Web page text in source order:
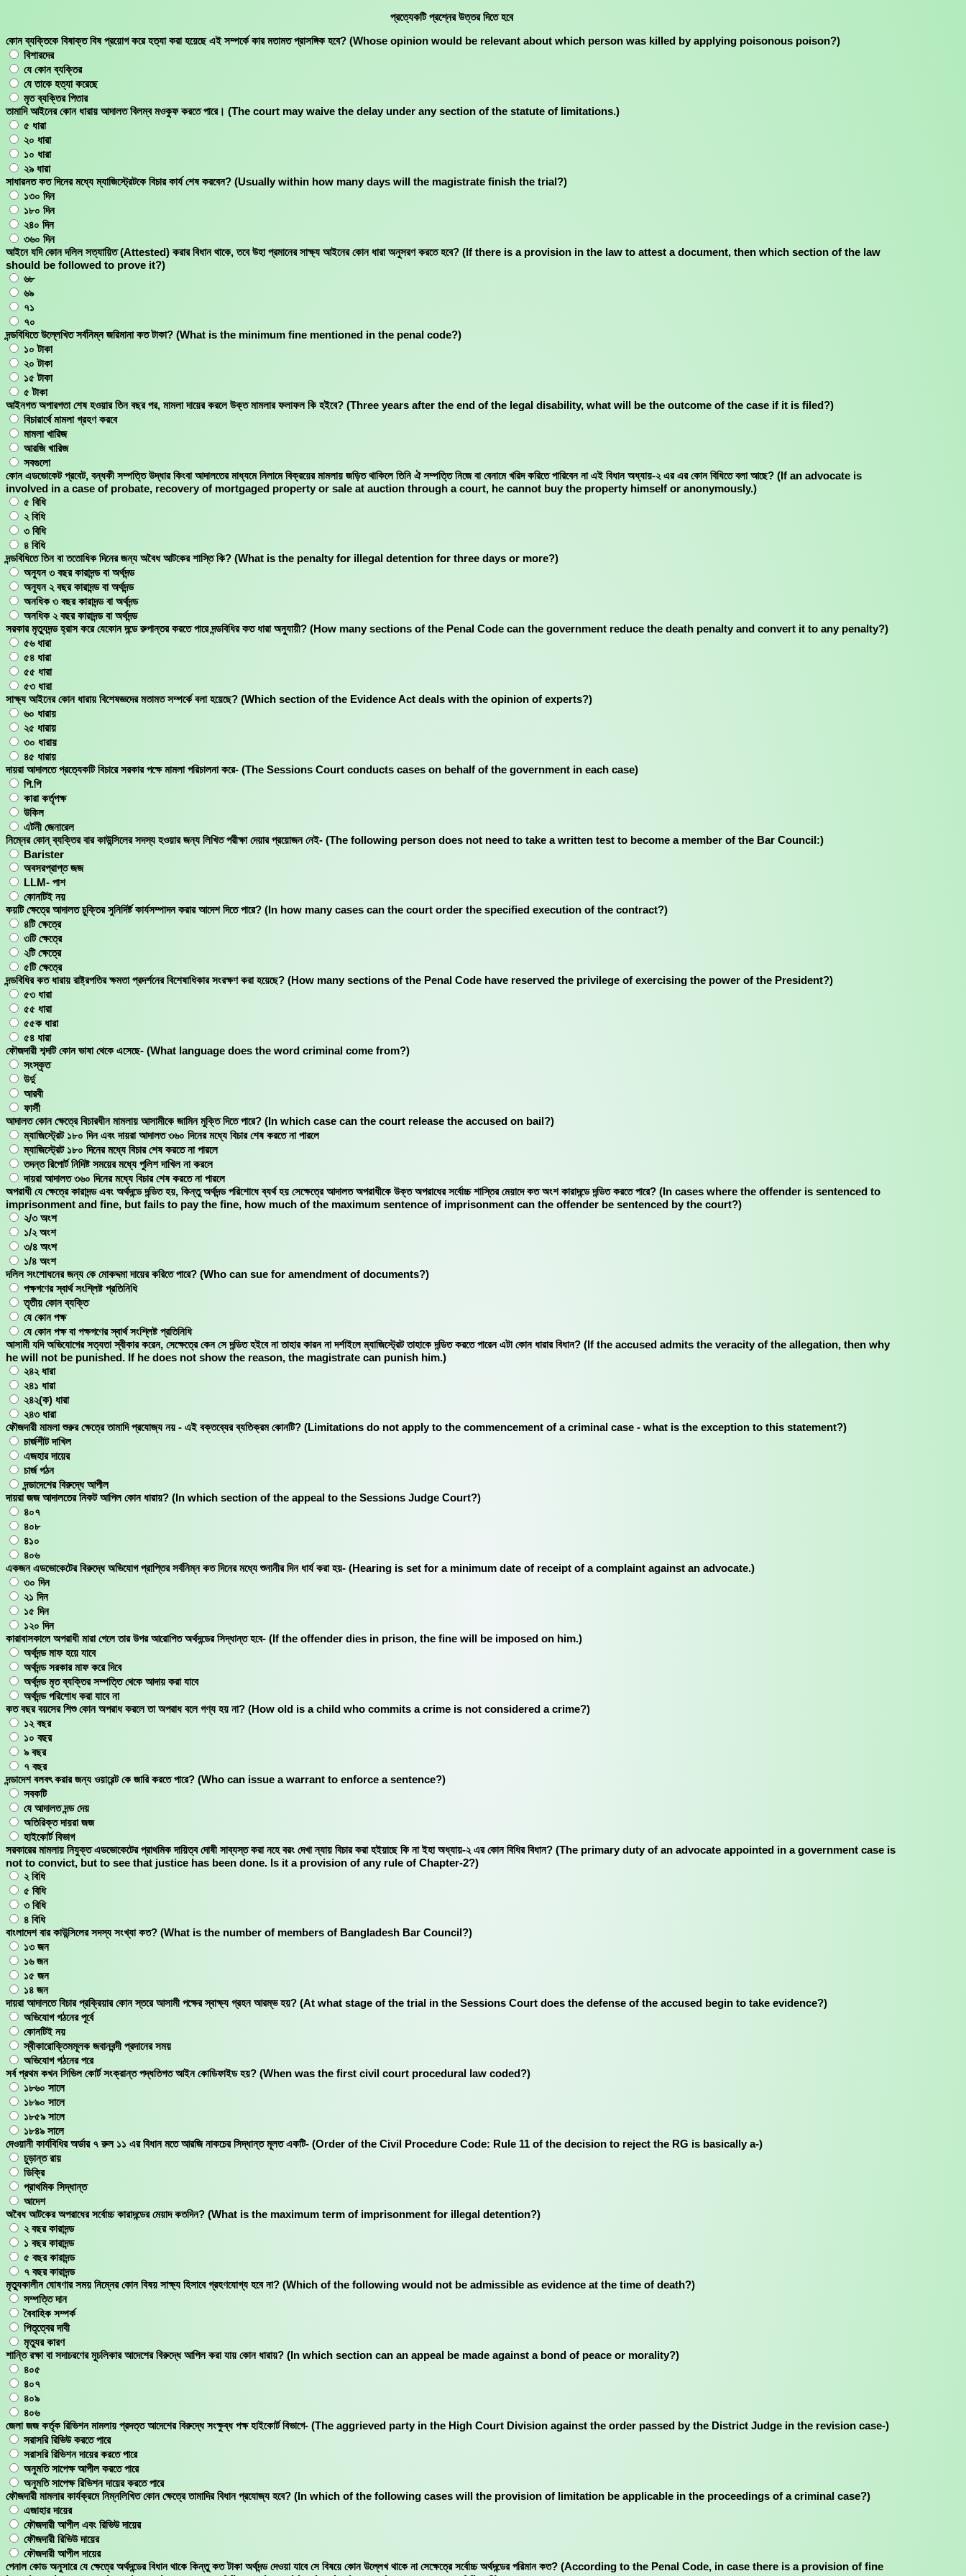
content
প্রত্যেকটি প্রশ্নের উত্তর দিতে হবে
কোন ব্যক্তিকে বিষাক্ত বিষ প্রয়োগ করে হত্যা করা হয়েছে এই সম্পর্কে কার মতামত প্রাসঙ্গিক হবে? (Whose opinion would be relevant about which person was killed by applying poisonous poison?)
বিশারদের
যে কোন ব্যক্তির
যে তাকে হত্যা করেছে
মৃত ব্যক্তির পিতার
তামাদি আইনের কোন ধারায় আদালত বিলম্ব মওকুফ করতে পারে। (The court may waive the delay under any section of the statute of limitations.)
৫ ধারা
২০ ধারা
১০ ধারা
২৯ ধারা
সাধারনত কত দিনের মধ্যে ম্যাজিস্ট্রেটকে বিচার কার্য শেষ করবেন? (Usually within how many days will the magistrate finish the trial?)
১৩০ দিন
১৮০ দিন
২৪০ দিন
৩৬০ দিন
আইনে যদি কোন দলিল সত্যায়িত (Attested) করার বিধান থাকে, তবে উহা প্রমানের সাক্ষ্য আইনের কোন ধারা অনুসরণ করতে হবে? (If there is a provision in the law to attest a document, then which section of the law
should be followed to prove it?)
৬৮
৬৯
৭১
৭০
দন্ডবিধিতে উল্লেখিত সর্বনিম্ন জরিমানা কত টাকা? (What is the minimum fine mentioned in the penal code?)
১০ টাকা
২০ টাকা
১৫ টাকা
৫ টাকা
আইনগত অপারগতা শেষ হওয়ার তিন বছর পর, মামলা দায়ের করলে উক্ত মামলার ফলাফল কি হইবে? (Three years after the end of the legal disability, what will be the outcome of the case if it is filed?)
বিচারার্থে মামলা গ্রহণ করবে
মামলা খারিজ
আরজি খারিজ
সবগুলো
কোন এডভোকেট প্রবেট, বন্ধকী সম্পত্তি উদ্ধার কিংবা আদালতের মাধ্যমে নিলামে বিক্রয়ের মামলায় জড়িত থাকিলে তিনি ঐ সম্পত্তি নিজে বা বেনামে খরিদ করিতে পারিবেন না এই বিধান অধ্যায়-২ এর এর কোন বিধিতে বলা আছে? (If an advocate is
involved in a case of probate, recovery of mortgaged property or sale at auction through a court, he cannot buy the property himself or anonymously.)
৫ বিধি
২ বিধি
৩ বিধি
৪ বিধি
দন্ডবিধিতে তিন বা ততোধিক দিনের জন্য অবৈধ আটকের শাস্তি কি? (What is the penalty for illegal detention for three days or more?)
অন্যূন ৩ বছর কারাদন্ড বা অর্থদন্ড
অন্যূন ২ বছর কারাদন্ড বা অর্থদন্ড
অনধিক ৩ বছর কারাদন্ড বা অর্থদন্ড
অনধিক ২ বছর কারাদন্ড বা অর্থদন্ড
সরকার মৃত্যুদন্ড হ্রাস করে যেকোন দন্ডে রুপান্তর করতে পারে দন্ডবিধির কত ধারা অনুুযায়ী? (How many sections of the Penal Code can the government reduce the death penalty and convert it to any penalty?)
৫৬ ধারা
৫৪ ধারা
৫৫ ধারা
৫৩ ধারা
সাক্ষ্য আইনের কোন ধারায় বিশেষজ্ঞদের মতামত সম্পর্কে বলা হয়েছে? (Which section of the Evidence Act deals with the opinion of experts?)
৬০ ধারায়
২৫ ধারায়
৩০ ধারায়
৪৫ ধারায়
দায়রা আদালতে প্রত্যেকটি বিচারে সরকার পক্ষে মামলা পরিচালনা করে- (The Sessions Court conducts cases on behalf of the government in each case)
পি.পি
কারা কর্তৃপক্ষ
উকিল
এর্টনী জেনারেল
নিম্নের কোন্ ব্যক্তির বার কাউন্সিলের সদস্য হওয়ার জন্য লিখিত পরীক্ষা দেয়ার প্রয়ােজন নেই- (The following person does not need to take a written test to become a member of the Bar Council:)
Barister
অবসরপ্রাপ্ত জজ
LLM- পাশ
কোনটিই নয়
কয়টি ক্ষেত্রে আদালত চুক্তির সুনিদির্ষ্ট কার্যসম্পাদন করার আদেশ দিতে পারে? (In how many cases can the court order the specified execution of the contract?)
৪টি ক্ষেত্রে
৩টি ক্ষেত্রে
২টি ক্ষেত্রে
৫টি ক্ষেত্রে
দন্ডবিধির কত ধারায় রাষ্ট্রপতির ক্ষমতা প্রদর্শনের বিশেষাধিকার সংরক্ষণ করা হয়েছে? (How many sections of the Penal Code have reserved the privilege of exercising the power of the President?)
৫৩ ধারা
৫৫ ধারা
৫৫ক ধারা
৫৪ ধারা
ফৌজদারী শব্দটি কোন ভাষা থেকে এসেছে- (What language does the word criminal come from?)
সংস্কৃত
উর্দু
আরবী
ফার্সী
আদালত কোন ক্ষেত্রে বিচারধীন মামলায় আসামীকে জামিন মুক্তি দিতে পারে? (In which case can the court release the accused on bail?)
ম্যাজিস্ট্রেট ১৮০ দিন এবং দায়রা আদালত ৩৬০ দিনের মধ্যে বিচার শেষ করতে না পারলে
ম্যাজিস্ট্রেট ১৮০ দিনের মধ্যে বিচার শেষ করতে না পারলে
তদন্ত রিপোর্ট নিদিষ্ট সময়ের মধ্যে পুলিশ দাখিল না করলে
দায়রা আদালত ৩৬০ দিনের মধ্যে বিচার শেষ করতে না পারলে
অপরাধী যে ক্ষেত্রে কারাদন্ড এবং অর্থদন্ডে দন্ডিত হয়, কিন্তু অর্থদন্ড পরিশোধে ব্যর্থ হয় সেক্ষেত্রে আদালত অপরাধীকে উক্ত অপরাধের সর্বোচ্চ শাস্তির মেয়াদে কত অংশ কারাদন্ডে দন্ডিত করতে পারে? (In cases where the offender is sentenced to
imprisonment and fine, but fails to pay the fine, how much of the maximum sentence of imprisonment can the offender be sentenced by the court?)
২/৩ অংশ
১/২ অংশ
৩/৪ অংশ
১/৪ অংশ
দলিল সংশোধনের জন্য কে মোকদ্দমা দায়ের করিতে পারে? (Who can sue for amendment of documents?)
পক্ষগণের স্বার্থ সংশ্লিষ্ট প্রতিনিধি
তৃতীয় কোন ব্যক্তি
যে কোন পক্ষ
যে কোন পক্ষ বা পক্ষগণের স্বার্থ সংশ্লিষ্ট প্রতিনিধি
আসামী যদি অভিযোগের সত্যতা স্বীকার করেন, সেক্ষেত্রে কেন সে দন্ডিত হইবে না তাহার কারন না দর্শাইলে ম্যাজিস্ট্রেট তাহাকে দন্ডিত করতে পারেন এটা কোন ধারার বিধান? (If the accused admits the veracity of the allegation, then why
he will not be punished. If he does not show the reason, the magistrate can punish him.)
২৪২ ধারা
২৪১ ধারা
২৪২(ক) ধারা
২৪৩ ধারা
ফৌজদারী মামলা শুরুর ক্ষেত্রে তামাদি প্রযোজ্য নয় - এই বক্তব্যের ব্যতিক্রম কোনটি? (Limitations do not apply to the commencement of a criminal case - what is the exception to this statement?)
চার্জশীট দাখিল
এজহার দায়ের
চার্জ গঠন
দন্ডাদেশের বিরুদ্ধে আপীল
দায়রা জজ আদালতের নিকট আপিল কোন ধারায়? (In which section of the appeal to the Sessions Judge Court?)
৪০৭
৪০৮
৪১০
৪০৬
একজন এডভােকেটের বিরুদ্ধে অভিযােগ প্রাপ্তির সর্বনিম্ন কত দিনের মধ্যে শুনানীর দিন ধার্য করা হয়- (Hearing is set for a minimum date of receipt of a complaint against an advocate.)
৩০ দিন
২১ দিন
১৫ দিন
১২০ দিন
কারাবাসকালে অপরাধী মারা গেলে তার উপর আরোপিত অর্থদন্ডের সিদ্ধান্ত হবে- (If the offender dies in prison, the fine will be imposed on him.)
অর্থদন্ড মাফ হয়ে যাবে
অর্থদন্ড সরকার মাফ করে দিবে
অর্থদন্ড মৃত ব্যক্তির সম্পত্তি থেকে আদায় করা যাবে
অর্থদন্ড পরিশোধ করা যাবে না
কত বছর বয়সের শিশু কোন অপরাধ করলে তা অপরাধ বলে গণ্য হয় না? (How old is a child who commits a crime is not considered a crime?)
১২ বছর
১০ বছর
৯ বছর
৭ বছর
দন্ডাদেশ বলবৎ করার জন্য ওয়ারেন্ট কে জারি করতে পারে? (Who can issue a warrant to enforce a sentence?)
সবকটি
যে আদালত দন্ড দেয়
অতিরিক্ত দায়রা জজ
হাইকোর্ট বিভাগ
সরকারের মামলায় নিযুক্ত এডভোকেটের প্রাথমিক দায়িত্ব দোষী সাব্যস্ত করা নহে বরং দেখা ন্যায় বিচার করা হইয়াছে কি না ইহা অধ্যায়-২ এর কোন বিধির বিধান? (The primary duty of an advocate appointed in a government case is
not to convict, but to see that justice has been done. Is it a provision of any rule of Chapter-2?)
২ বিধি
৫ বিধি
৩ বিধি
৪ বিধি
বাংলাদেশ বার কাউন্সিলের সদস্য সংখ্যা কত? (What is the number of members of Bangladesh Bar Council?)
১৩ জন
১৬ জন
১৫ জন
১৪ জন
দায়রা আদালতে বিচার প্রক্রিয়ার কোন স্তরে আসামী পক্ষের স্বাক্ষ্য গ্রহন আরম্ভ হয়? (At what stage of the trial in the Sessions Court does the defense of the accused begin to take evidence?)
অভিযোগ গঠনের পূর্বে
কোনটিই নয়
স্বীকারোক্তিমমূলক জবানবন্দী প্রদানের সময়
অভিযোগ গঠনের পরে
সর্ব প্রথম কখন সিভিল কোর্ট সংক্রান্ত পদ্ধতিগত আইন কোডিফাইড হয়? (When was the first civil court procedural law coded?)
১৮৬০ সালে
১৮৯০ সালে
১৮৫৯ সালে
১৮৪৯ সালে
দেওয়ানী কার্যবিধির অর্ডার ৭ রুল ১১ এর বিধান মতে আরজি নাকচের সিদ্ধান্ত মূলত একটি- (Order of the Civil Procedure Code: Rule 11 of the decision to reject the RG is basically a-)
চুড়ান্ত রায়
ডিক্রি
প্রাথমিক সিদ্ধান্ত
আদেশ
অবৈধ আটকের অপরাধের সর্বোচ্চ কারাদন্ডের মেয়াদ কতদিন? (What is the maximum term of imprisonment for illegal detention?)
২ বছর কারাদন্ড
১ বছর কারাদন্ড
৫ বছর কারাদন্ড
৭ বছর কারাদন্ড
মৃত্যুকালীন ঘোষণার সময় নিম্নের কোন বিষয় সাক্ষ্য হিসাবে গ্রহণযোগ্য হবে না? (Which of the following would not be admissible as evidence at the time of death?)
সম্পত্তি দান
বৈবাহিক সম্পর্ক
পিতৃত্বের দাবী
মৃত্যুর কারণ
শান্তি রক্ষা বা সদাচরণের মুচলিকার আদেশের বিরুদ্ধে আপিল করা যায় কোন ধারায়? (In which section can an appeal be made against a bond of peace or morality?)
৪০৫
৪০৭
৪০৯
৪০৬
জেলা জজ কর্তৃক রিভিশন মামলায় প্রদত্ত আদেশের বিরুদ্ধে সংক্ষুব্ধ পক্ষ হাইকোর্ট বিভাগে- (The aggrieved party in the High Court Division against the order passed by the District Judge in the revision case-)
সরাসরি রিভিউ করতে পারে
সরাসরি রিভিশন দায়ের করতে পারে
অনুমতি সাপেক্ষ আপীল করতে পারে
অনুমতি সাপেক্ষ রিভিশন দায়ের করতে পারে
ফৌজদারী মামলার কার্যক্রমে নিম্নলিখিত কোন ক্ষেত্রে তামাদির বিধান প্রযােজ্য হবে? (In which of the following cases will the provision of limitation be applicable in the proceedings of a criminal case?)
এজাহার দায়ের
ফৌজদারী আপীল এবং রিভিউ দায়ের
ফৌজদারী রিভিউ দায়ের
ফৌজদারী আপীল দায়ের
পেনাল কোড অনুসারে যে ক্ষেত্রে অর্থদন্ডের বিধান থাকে কিন্তু কত টাকা অর্থদন্ড দেওয়া যাবে সে বিষয়ে কোন উল্লেখ থাকে না সেক্ষেত্রে সর্বোচ্চ অর্থদন্ডের পরিমান কত? (According to the Penal Code, in case there is a provision of fine